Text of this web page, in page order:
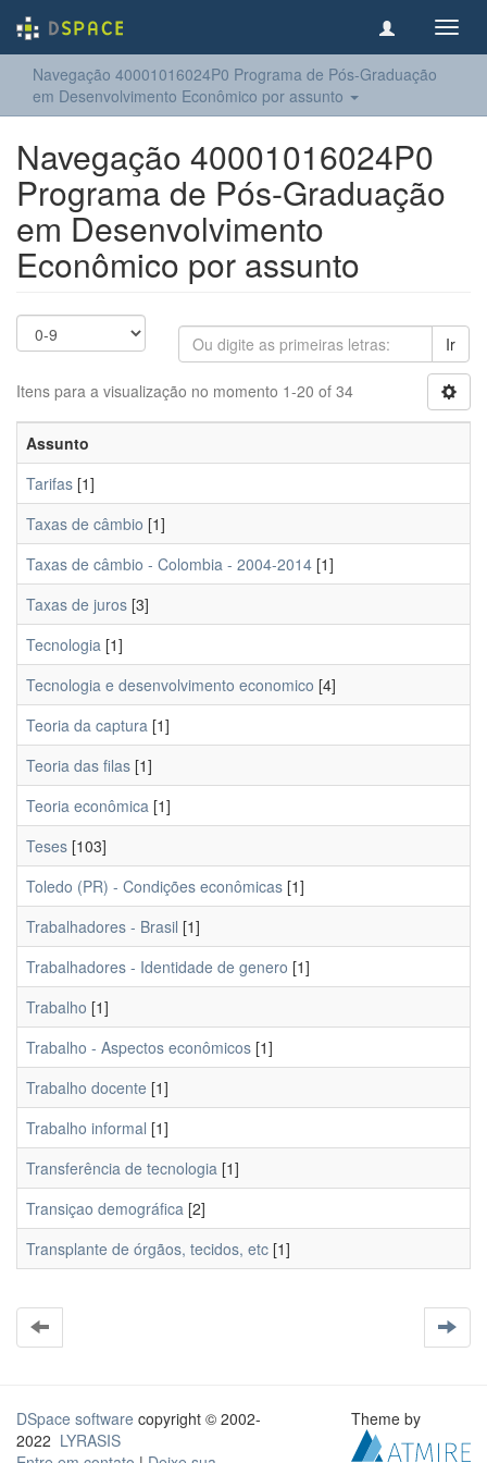
Navegação 40001016024P0 Programa de Pós-Graduação
em Desenvolvimento Econômico por assunto
Navegação 40001016024P0
Programa de Pós-Graduação
em Desenvolvimento
Econômico por assunto
Ir
Itens para a visualização no momento 1-20 of 34
Assunto
Tarifas [1]
Taxas de câmbio [1]
Taxas de câmbio - Colombia - 2004-2014 [1]
Taxas de juros [3]
Tecnologia [1]
Tecnologia e desenvolvimento economico [4]
Teoria da captura [1]
Teoria das filas [1]
Teoria econômica [1]
Teses [103]
Toledo (PR) - Condições econômicas [1]
Trabalhadores - Brasil [1]
Trabalhadores - Identidade de genero [1]
Trabalho [1]
Trabalho - Aspectos econômicos [1]
Trabalho docente [1]
Trabalho informal [1]
Transferência de tecnologia [1]
Transiçao demográfica [2]
Transplante de órgãos, tecidos, etc [1]
DSpace software copyright © 2002-
2022 LYRASIS
Theme by